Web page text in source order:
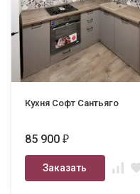
Кухня Софт Сантьяго
85 900₽
Заказать